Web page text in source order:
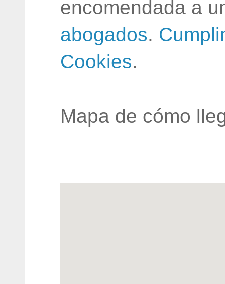
encomendada a
abogados.
Cookies.
Mapa de cómo